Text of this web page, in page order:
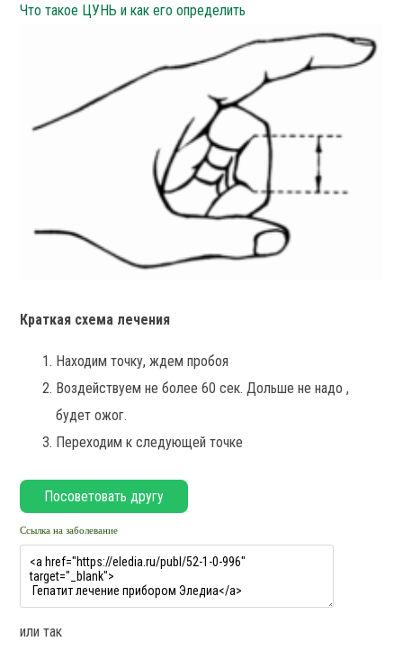
Что такое ЦУНЬ и как его определить
Краткая схема лечения
Находим точку, ждем пробоя
Воздействуем не более 60 сек. Дольше не надо ,
будет ожог.
Переходим к следующей точке
Ссылка на заболевание
или так